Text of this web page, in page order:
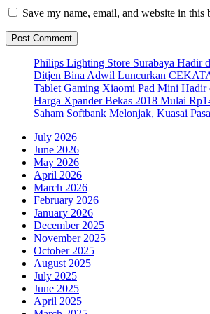
Save my name, email, and website in
Philips Lighting Store Surabaya Hadir
Ditjen Bina Adwil Luncurkan
Tablet Gaming Xiaomi Pad Mini
Harga Xpander Bekas 2018 Mulai
Saham Softbank Melonjak, Kuasai
July 2026
June 2026
May 2026
April 2026
March 2026
February 2026
January 2026
December 2025
November 2025
October 2025
August 2025
July 2025
June 2025
April 2025